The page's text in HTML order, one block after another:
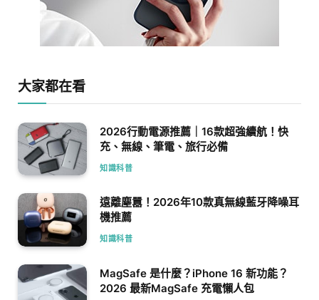
大家都在看
2026行動電源推薦｜16款超強續航！快
充、無線、筆電、旅行必備
知識科普
遠離塵囂！2026年10款真無線藍牙降噪耳
機推薦
知識科普
MagSafe 是什麼？iPhone 16 新功能？
2026 最新MagSafe 充電懶人包